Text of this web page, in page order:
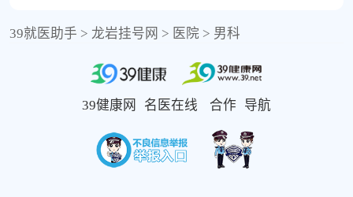
39就医助手 > 龙岩挂号网 > 医院 > 男科
39健康网 名医在线 合作 导航